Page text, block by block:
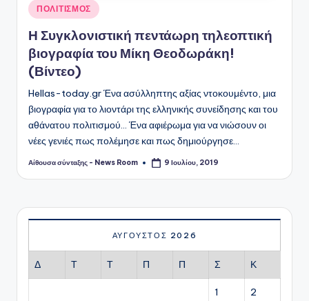
Αναρτήθηκε
σε
ΠΟΛΙΤΙΣΜΟΣ
Η Συγκλονιστική πεντάωρη τηλεοπτική
βιογραφία του Μίκη Θεοδωράκη!
(Βίντεο)
Hellas-today.gr Ένα ασύλληπτης αξίας ντοκουμέντο, μια
βιογραφία για το λιοντάρι της ελληνικής συνείδησης και του
αθάνατου πολιτισμού... Ένα αφιέρωμα για να νιώσουν οι
νέες γενιές πως πολέμησε και πως δημιούργησε…
Συγγραφέας:
Αίθουσα σύνταξης - News Room 9 Ιουλίου, 2019
ΑΎΓΟΥΣΤΟΣ 2026
Δ Τ Τ Π Π Σ Κ
1 2